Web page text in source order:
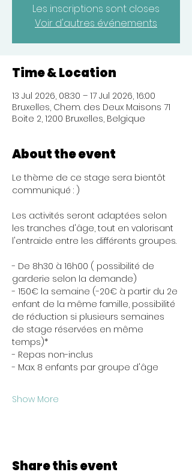
Les inscriptions sont closes
Voir d'autres événements
Time & Location
13 Jul 2026, 08:30 – 17 Jul 2026, 16:00
Bruxelles, Chem. des Deux Maisons 71
Boite 2, 1200 Bruxelles, Belgique
About the event
Le thème de ce stage sera bientôt
communiqué : )
Les activités seront adaptées selon
les tranches d'âge, tout en valorisant
l'entraide entre les différents groupes.
- De 8h30 à 16h00 ( possibilité de
garderie selon la demande)
- 150€ la semaine (-20€ à partir du 2e
enfant de la même famille, possibilité
de réduction si plusieurs semaines
de stage réservées en même
temps)*
- Repas non-inclus
- Max. 8 enfants par groupe d'âge
Show More
Share this event